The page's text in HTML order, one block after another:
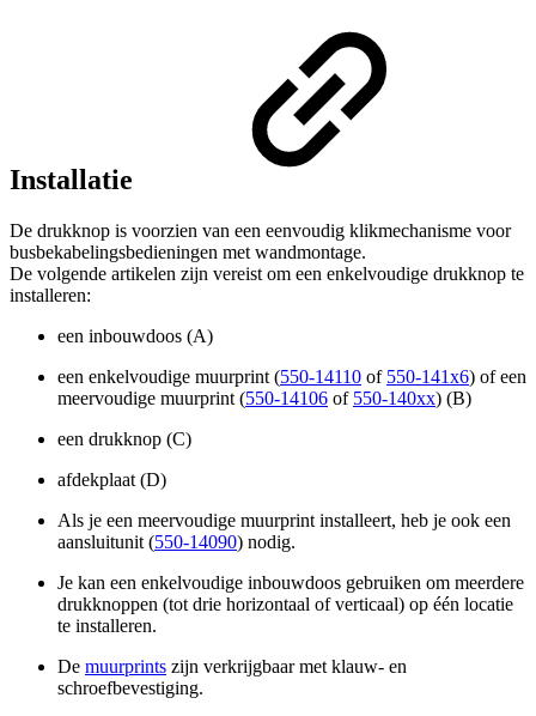
Installatie
De drukknop is voorzien van een eenvoudig klikmechanisme voor
busbekabelingsbedieningen met wandmontage.
De volgende artikelen zijn vereist om een enkelvoudige drukknop te
installeren:
een inbouwdoos (A)
een enkelvoudige muurprint (550-14110 of 550-141x6) of een
meervoudige muurprint (550-14106 of 550-140xx) (B)
een drukknop (C)
afdekplaat (D)
Als je een meervoudige muurprint installeert, heb je ook een
aansluitunit (550-14090) nodig.
Je kan een enkelvoudige inbouwdoos gebruiken om meerdere
drukknoppen (tot drie horizontaal of verticaal) op één locatie
te installeren.
De muurprints zijn verkrijgbaar met klauw- en
schroefbevestiging.